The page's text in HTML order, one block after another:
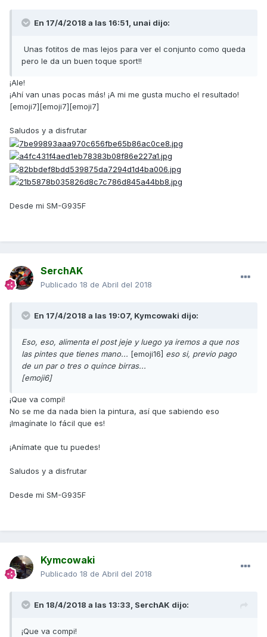
En 17/4/2018 a las 16:51, unai dijo:
Unas fotitos de mas lejos para ver el conjunto como queda
pero le da un buen toque sport!!
¡Ale!
¡Ahí van unas pocas más! ¡A mi me gusta mucho el resultado!
[emoji7][emoji7][emoji7]
Saludos y a disfrutar
Desde mi SM-G935F
SerchAK
Publicado 18 de Abril del 2018
En 17/4/2018 a las 19:07, Kymcowaki dijo:
Eso, eso, alimenta el post jeje y luego ya iremos a que nos
las pintes que tienes mano... [emoji16] eso si, previo pago
de un par o tres o quince birras...
[emoji6]
¡Que va compi!
No se me da nada bien la pintura, así que sabiendo eso
¡Imagínate lo fácil que es!
¡Anímate que tu puedes!
Saludos y a disfrutar
Desde mi SM-G935F
Kymcowaki
Publicado 18 de Abril del 2018
En 18/4/2018 a las 13:33, SerchAK dijo:
¡Que va compi!